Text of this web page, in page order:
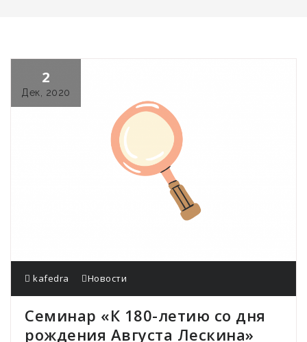
2
Дек, 2020
kafedra Новости
Семинар «К 180-летию со дня
рождения Августа Лескина»